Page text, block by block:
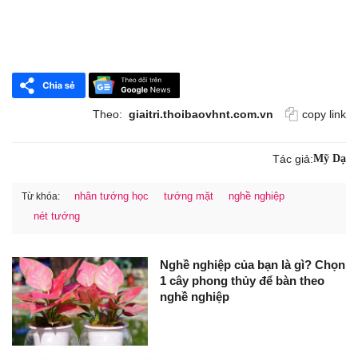
Theo: giaitri.thoibaovhnt.com.vn copy link
Tác giả:Mỹ Dạ
Từ khóa: nhân tướng học tướng mặt
nghề nghiệp
nét tướng
Nghề nghiệp của bạn là gì? Chọn
1 cây phong thủy để bàn theo
nghề nghiệp